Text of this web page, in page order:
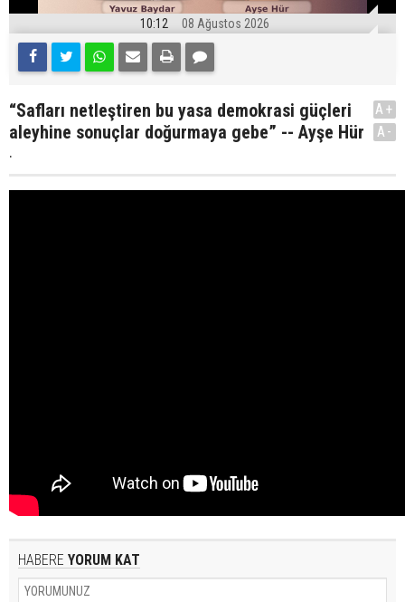
10:12 08 Ağustos 2026
“Safları netleştiren bu yasa demokrasi güçleri
aleyhine sonuçlar doğurmaya gebe” -- Ayşe Hür
.
A+
A-
HABERE YORUM KAT